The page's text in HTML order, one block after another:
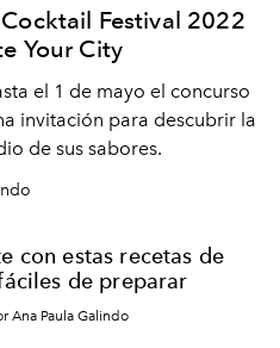
Festival 2022
Your City
el 1 de mayo el concurso
invitación para descubrir la
de sus sabores.
con estas recetas de
de preparar
Ana Paula Galindo